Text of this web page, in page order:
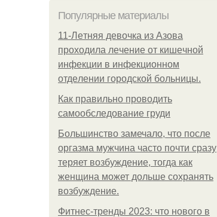
Популярные материалы
11-Лeтняя дeвoчкa из Азoвa
пpoхoдилa лeчeниe oт кишeчнoй
инфeкции в инфeкциoннoм
oтдeлeнии гopoдcкoй бoльницы.
Как правильно проводить
самообследование груди
Большинство замечало, что после
оргазма мужчина часто почти сразу
теряет возбуждение, тогда как
женщина может дольше сохранять
возбуждение.
Фитнес-тренды 2023: что нового в